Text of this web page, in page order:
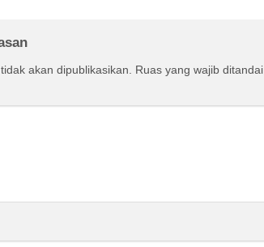
akan dipublikasikan. Ruas yang wajib ditandai